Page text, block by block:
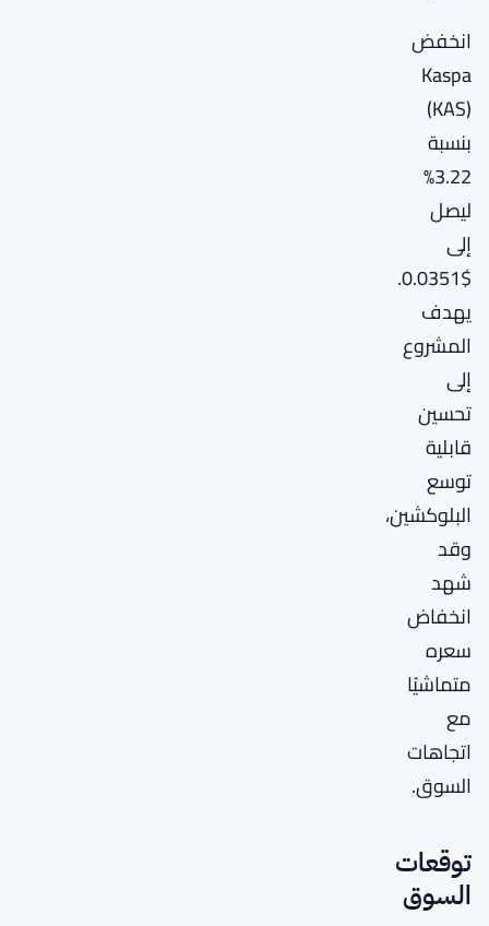
انخفض
Kaspa
(KAS)
بنسبة
3.22%
ليصل
إلى
$0.0351.
يهدف
المشروع
إلى
تحسين
قابلية
توسع
البلوكشين،
وقد
شهد
انخفاض
سعره
متماشيًا
مع
اتجاهات
السوق.
توقعات
السوق